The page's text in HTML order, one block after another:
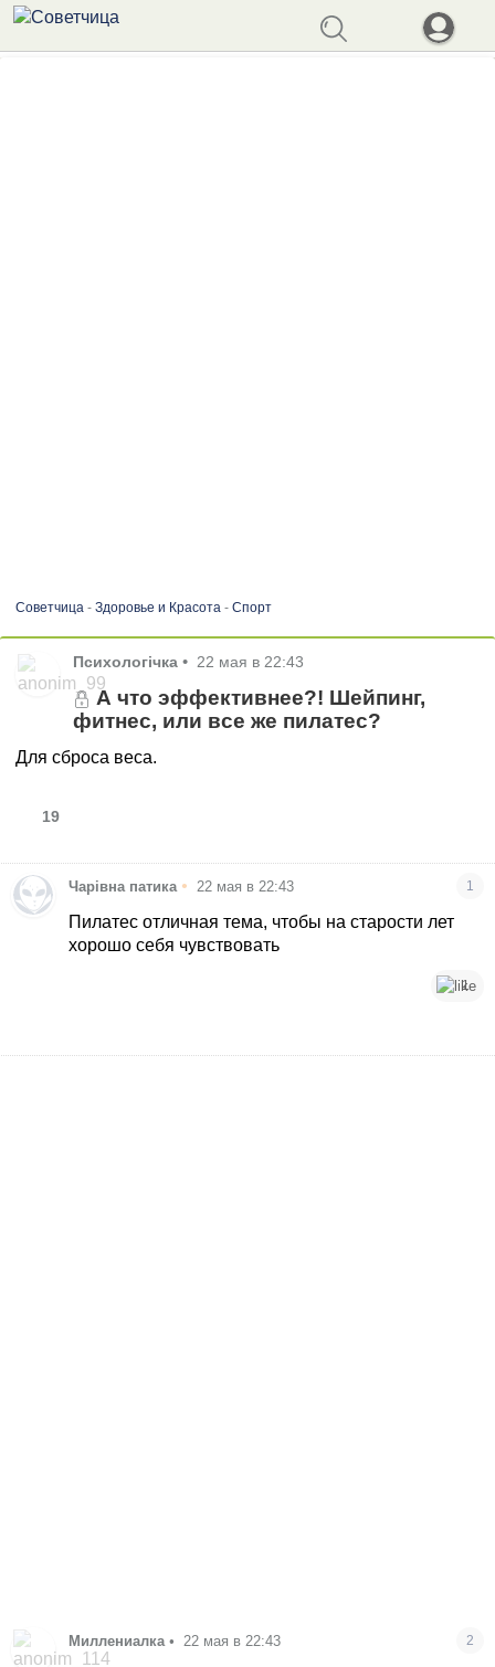
Советчица- Здоровье и Красота- Спорт
Психологічка • 22 мая в 22:43
А что эффективнее?! Шейпинг,
фитнес, или все же пилатес?
Для сброса веса.
19
Чарівна патика • 22 мая в 22:43 1
Пилатес отличная тема, чтобы на старости лет
хорошо себя чувствовать
1
Миллениалка • 22 мая в 22:43 2